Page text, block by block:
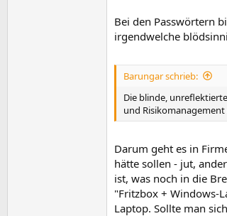
Bei den Passwörtern
irgendwelche
Barungar schrieb:
Die blinde,
und
Darum geht es in
hätte sollen - jut,
ist, was noch in die
"Fritzbox + Windows-
Laptop. Sollte man